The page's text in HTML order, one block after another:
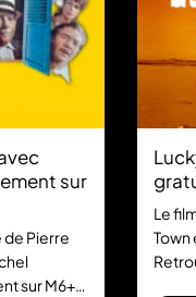
sur
de Pierre
sur M6+.
Le